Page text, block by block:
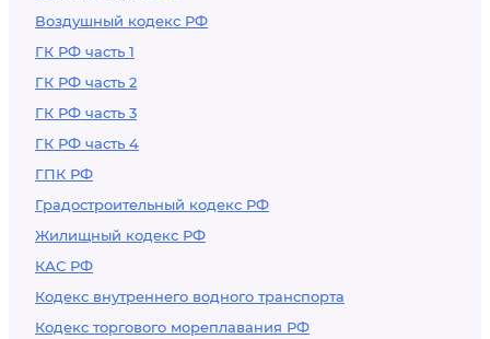
Воздушный кодекс РФ
ГК РФ часть 1
ГК РФ часть 2
ГК РФ часть 3
ГК РФ часть 4
ГПК РФ
Градостроительный кодекс РФ
Жилищный кодекс РФ
КАС РФ
Кодекс внутреннего водного транспорта
Кодекс торгового мореплавания РФ